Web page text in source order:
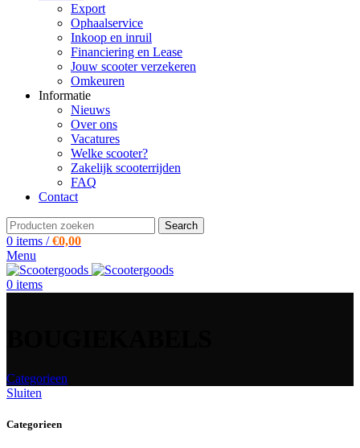
Export
Ophaalservice
Inkoop en inruil
Financiering en Lease
Jouw scooter verzekeren
Omkeuren
Informatie
Nieuws
Over ons
Vacatures
Welke scooter?
Zakelijk scooterrijden
FAQ
Contact
Search
0 items / €0,00
Menu
0 items
Categorieen
Sluiten
Categorieen